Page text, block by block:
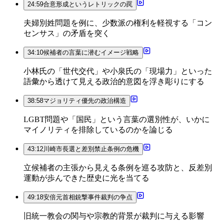
24:59合意形成というレトリックの罠
夫婦別姓問題を例に、少数派の権利を軽視する「コン
センサス」の矛盾を突く
34:10候補者の言葉に潜むイメージ戦略
小林氏の「世代交代」や小泉氏の「現場力」といった
語彙から透けて見える政治的意図を浮き彫りにする
38:58マジョリティ優先の政治構造
LGBT問題や「国民」という言葉の選別性が、いかに
マイノリティを排除しているのかを論じる
43:12川崎市長選と差別禁止条例の危機
立候補者の主張から見える条例を巡る攻防と、反差別
運動が歩んできた歴史に光を当てる
49:18安倍元首相銃撃事件裁判の争点
旧統一教会の関与や宗教的背景が裁判に与える影響